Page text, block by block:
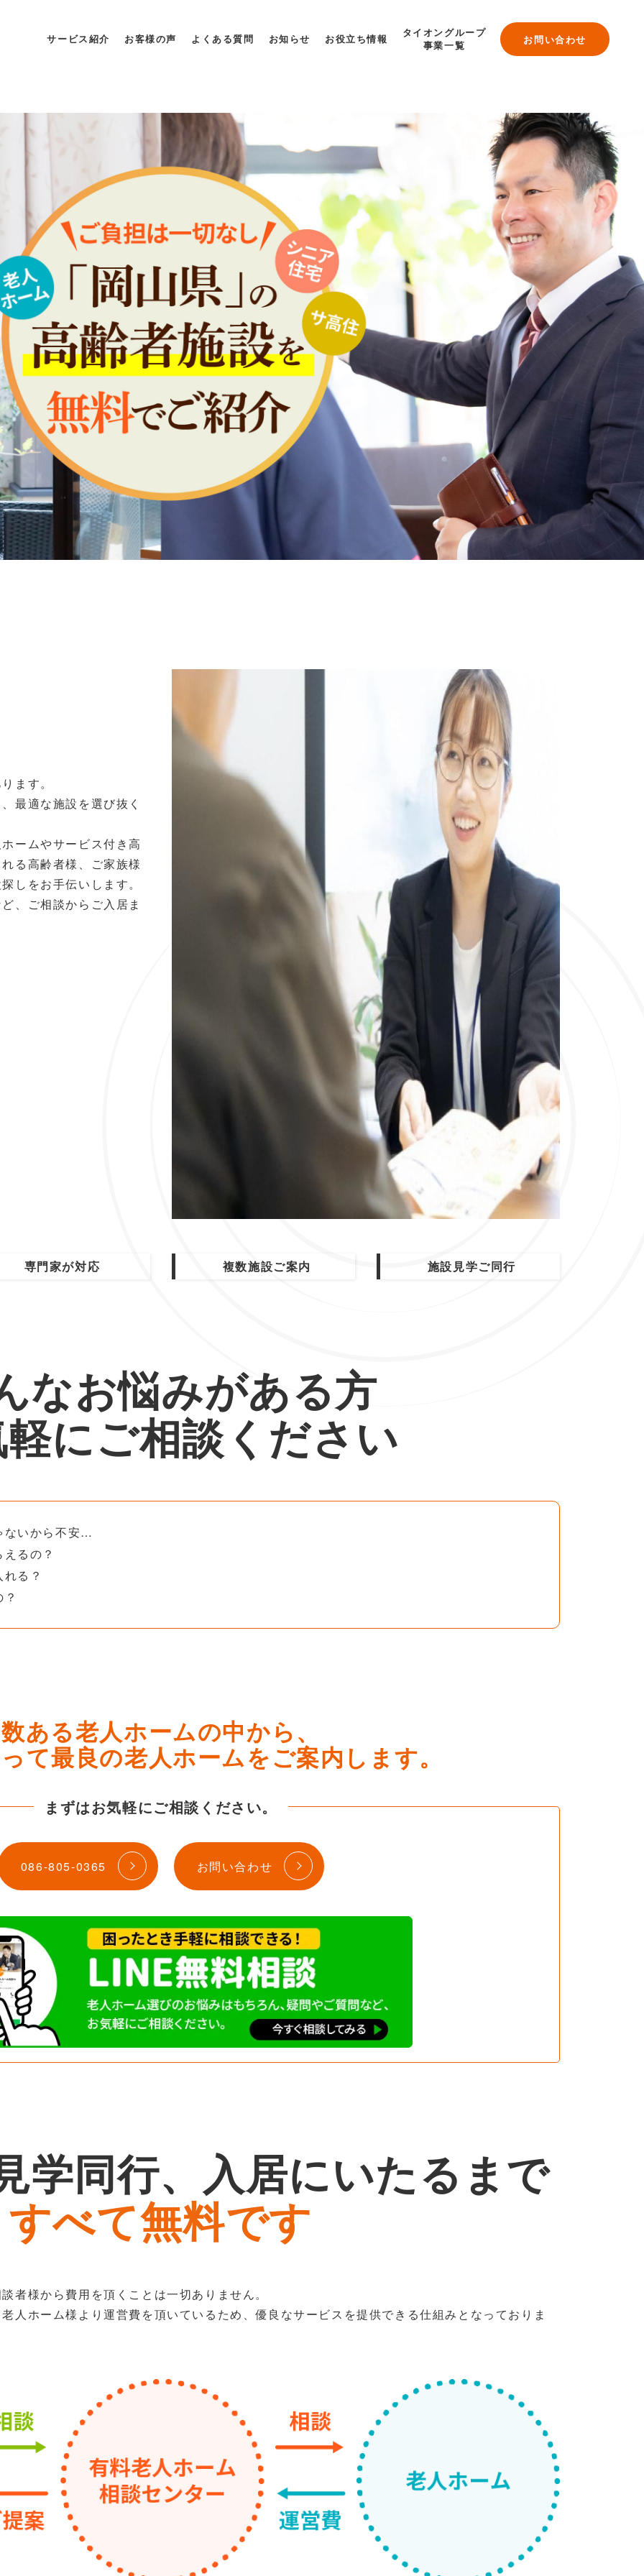
サービス紹介 お客様の声 よくある質問 お知らせ お役立ち情報
タイオングループ
事業一覧
お問い合わせ
ます。
最適な施設を選び抜く
ームやサービス付き高
る高齢者様、ご家族様
しをお手伝いします。
、ご相談からご入居ま
専門家が対応 複数施設ご案内 施設見学ご同行
なお悩みがある方
にご相談ください
ないから不安…
るの？
る？
数ある老人ホームの中から、
て最良の老人ホームをご案内します。
まずはお気軽にご相談ください。
086-805-0365 お問い合わせ
学同行、入居にいたるまで
すべて無料です
者様から費用を頂くことは一切ありません。
人ホーム様より運営費を頂いているため、優良なサービスを提供できる仕組みとなっておりま